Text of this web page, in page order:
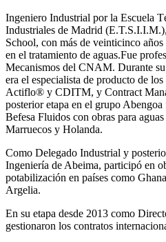
Ingeniero Industrial por la Escuela
Industriales de Madrid
School, con más de veinticinco
en el tratamiento de aguas.Fue
Mecanismos del CNAM. Durante
era el especialista de producto de
Actiflo® y CDITM, y Contract
posterior etapa en el grupo
Befesa Fluidos con obras para
Marruecos y Holanda.
Como Delegado Industrial y
Ingeniería de Abeima, participó en
potabilización en países como
Argelia.
En su etapa desde 2013 como
gestionaron los contratos